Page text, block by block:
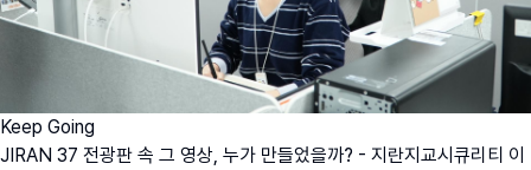
Keep Going
JIRAN 37 전광판 속 그 영상, 누가 만들었을까? - 지란지교시큐리티 이